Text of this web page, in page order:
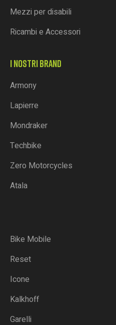
Mezzi per disabili
Ricambi e Accessori
I NOSTRI BRAND
Armony
Lapierre
Mondraker
Techbike
Zero Motorcycles
Atala
Bike Mobile
Reset
Icone
Kalkhoff
Garelli